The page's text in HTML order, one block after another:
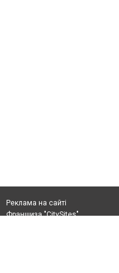
Реклама на сайті
Франшиза "CitySites"